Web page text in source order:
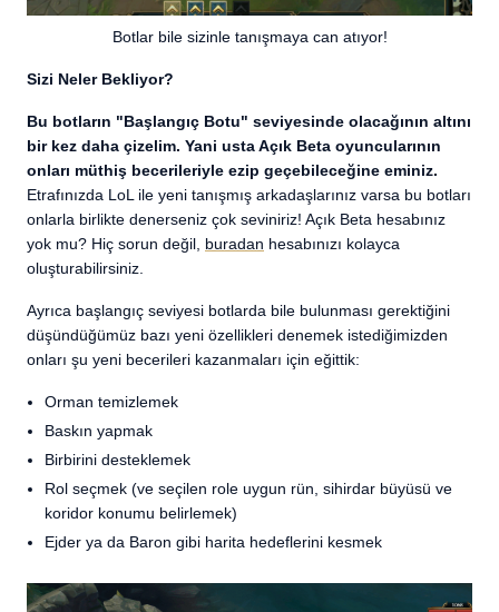
Botlar bile sizinle tanışmaya can atıyor!
Sizi Neler Bekliyor?
Bu botların "Başlangıç Botu" seviyesinde olacağının altını
bir kez daha çizelim. Yani usta Açık Beta oyuncularının
onları müthiş becerileriyle ezip geçebileceğine eminiz.
Etrafınızda LoL ile yeni tanışmış arkadaşlarınız varsa bu botları
onlarla birlikte denerseniz çok seviniriz! Açık Beta hesabınız
yok mu? Hiç sorun değil, buradan hesabınızı kolayca
oluşturabilirsiniz.
Ayrıca başlangıç seviyesi botlarda bile bulunması gerektiğini
düşündüğümüz bazı yeni özellikleri denemek istediğimizden
onları şu yeni becerileri kazanmaları için eğittik:
Orman temizlemek
Baskın yapmak
Birbirini desteklemek
Rol seçmek (ve seçilen role uygun rün, sihirdar büyüsü ve
koridor konumu belirlemek)
Ejder ya da Baron gibi harita hedeflerini kesmek